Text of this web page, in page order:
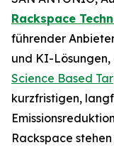
Rackspace
führender
und KI-
Science Based
kurzfristigen,
Rackspace